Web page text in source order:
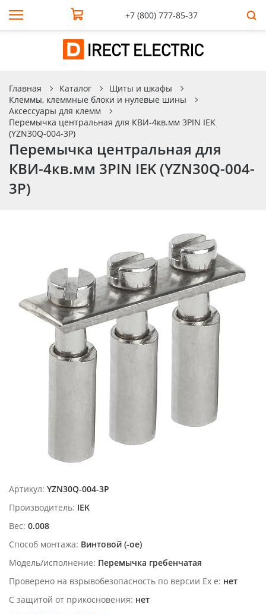
+7 (800) 777-85-37
Главная Каталог
Щиты и шкафы
Клеммы, клеммные блоки и нулевые шины
Аксессуары для клемм
Перемычка центральная для КВИ-4кв.мм 3PIN IEK
(YZN30Q-004-3P)
Перемычка центральная для
КВИ-4кв.мм 3PIN IEK (YZN30Q-004-
3P)
Артикул: YZN30Q-004-3P
Производитель: IEK
Вес: 0.008
Способ монтажа: Винтовой (-ое)
Модель/исполнение: Перемычка гребенчатая
Проверено на взрывобезопасность по версии Ex e: нет
С защитой от прикосновения: нет